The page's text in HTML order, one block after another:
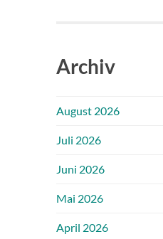
Archiv
August 2026
Juli 2026
Juni 2026
Mai 2026
April 2026